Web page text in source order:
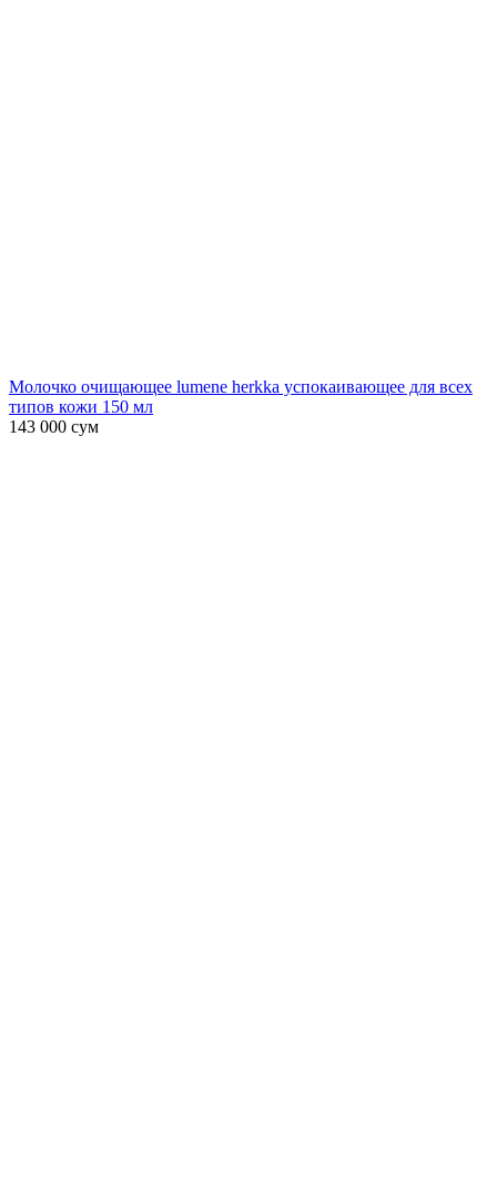
Молочко очищающее lumene herkka успокаивающее для всех
типов кожи 150 мл
143 000 сум